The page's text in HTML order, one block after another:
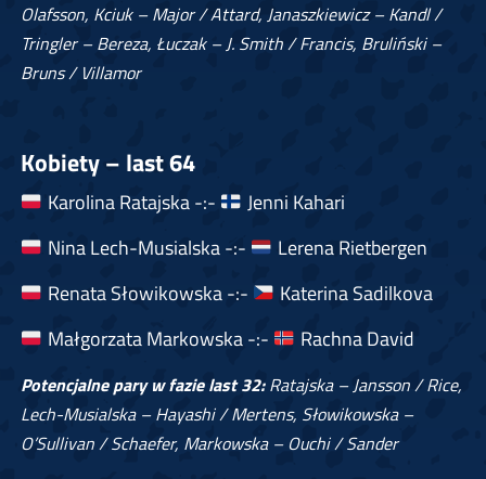
Olafsson, Kciuk – Major / Attard, Janaszkiewicz – Kandl /
Tringler – Bereza, Łuczak – J. Smith / Francis, Bruliński –
Bruns / Villamor
Kobiety – last 64
Karolina Ratajska -:-
Jenni Kahari
Nina Lech-Musialska -:-
Lerena Rietbergen
Renata Słowikowska -:-
Katerina Sadilkova
Małgorzata Markowska -:-
Rachna David
Potencjalne pary w fazie last 32:Ratajska – Jansson / Rice,
Lech-Musialska – Hayashi / Mertens, Słowikowska –
O’Sullivan / Schaefer, Markowska – Ouchi / Sander